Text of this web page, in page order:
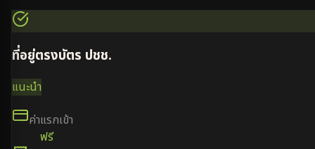
ที่อยู่ตรงบัตร ปชช.
แนะนำ
ค่าแรกเข้า
ฟรี